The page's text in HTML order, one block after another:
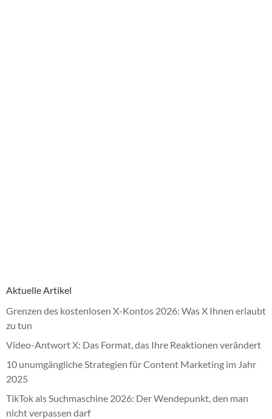
Aktuelle Artikel
Grenzen des kostenlosen X-Kontos 2026: Was X Ihnen erlaubt
zu tun
Video-Antwort X: Das Format, das Ihre Reaktionen verändert
10 unumgängliche Strategien für Content Marketing im Jahr
2025
TikTok als Suchmaschine 2026: Der Wendepunkt, den man
nicht verpassen darf